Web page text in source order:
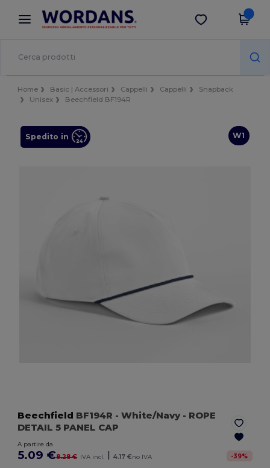
× App Wordans
Prezzi migliori sull'app!
Scarica app
Home Basic | Accessori Cappelli Cappelli
Snapback
Unisex
Beechfield BF194R
W1
Spedito in
Beechfield BF194R - White/Navy- ROPE
DETAIL 5 PANEL CAP
A partire da
5.09 €8.28 € IVA incl. | 4.17 €no IVA -39%